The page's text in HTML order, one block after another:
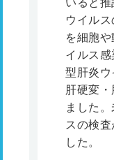
いると
ウイル
を細胞
イルス
型肝炎
肝硬変
ました
スの検
した。